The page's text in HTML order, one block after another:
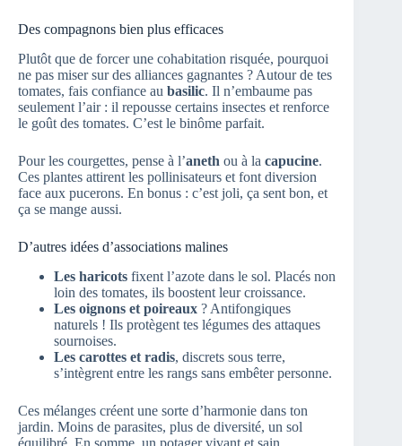
Des compagnons bien plus efficaces
Plutôt que de forcer une cohabitation risquée, pourquoi
ne pas miser sur des alliances gagnantes ? Autour de tes
tomates, fais confiance au basilic. Il n’embaume pas
seulement l’air : il repousse certains insectes et renforce
le goût des tomates. C’est le binôme parfait.
Pour les courgettes, pense à l’aneth ou à la capucine.
Ces plantes attirent les pollinisateurs et font diversion
face aux pucerons. En bonus : c’est joli, ça sent bon, et
ça se mange aussi.
D’autres idées d’associations malines
Les haricots fixent l’azote dans le sol. Placés non
loin des tomates, ils boostent leur croissance.
Les oignons et poireaux ? Antifongiques
naturels ! Ils protègent tes légumes des attaques
sournoises.
Les carottes et radis, discrets sous terre,
s’intègrent entre les rangs sans embêter personne.
Ces mélanges créent une sorte d’harmonie dans ton
jardin. Moins de parasites, plus de diversité, un sol
équilibré. En somme, un potager vivant et sain.